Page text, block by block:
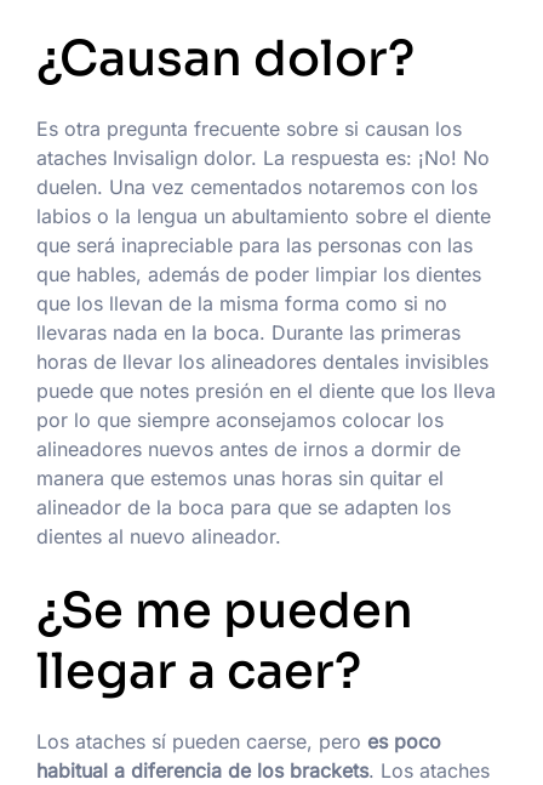
¿Causan dolor?
Es otra pregunta frecuente sobre si causan los
ataches Invisalign dolor. La respuesta es: ¡No! No
duelen. Una vez cementados notaremos con los
labios o la lengua un abultamiento sobre el diente
que será inapreciable para las personas con las
que hables, además de poder limpiar los dientes
que los llevan de la misma forma como si no
llevaras nada en la boca. Durante las primeras
horas de llevar los alineadores dentales invisibles
puede que notes presión en el diente que los lleva
por lo que siempre aconsejamos colocar los
alineadores nuevos antes de irnos a dormir de
manera que estemos unas horas sin quitar el
alineador de la boca para que se adapten los
dientes al nuevo alineador.
¿Se me pueden
llegar a caer?
Los ataches sí pueden caerse, pero es poco
habitual a diferencia de los brackets. Los ataches